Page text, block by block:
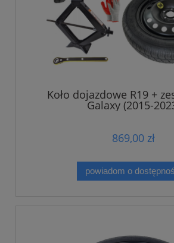
Koło dojazdowe R19 +
Galaxy (2015-
869,00 zł
powiadom o